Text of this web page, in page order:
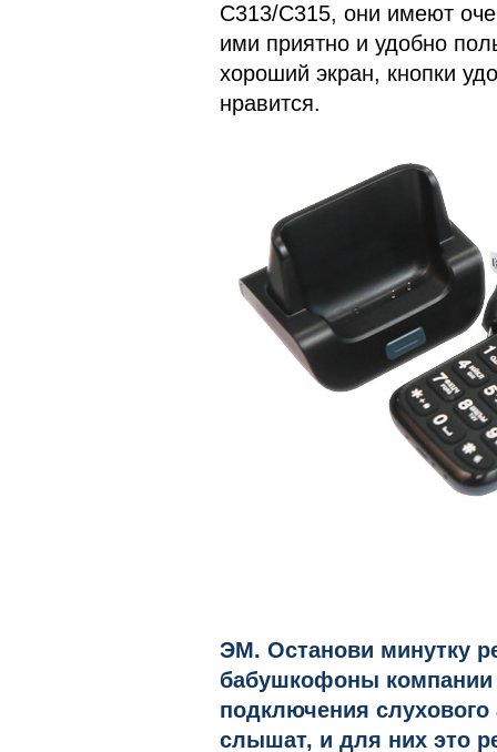
С313/С315, они имеют
ими приятно и удобно
хороший экран, кнопки
нравится.
ЭМ. Останови минутку
бабушкофоны компании
подключения
слышат, и для них это